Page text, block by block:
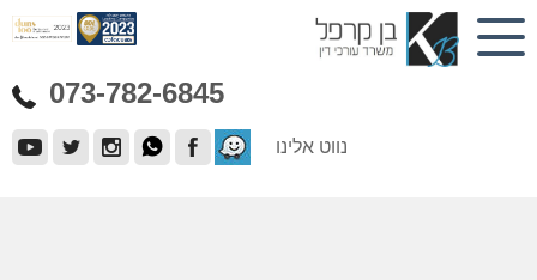
073-782-6845
נווט אלינו